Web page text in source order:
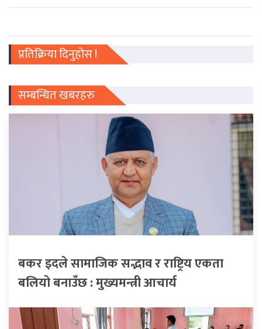
प्रतिक्रिया दिनुहोस !
सम्बन्धित खबरहरु
बकर इदले सामाजिक सद्भाव र राष्ट्रिय एकता
बलियो बनाउँछ : मुख्यमन्त्री आचार्य